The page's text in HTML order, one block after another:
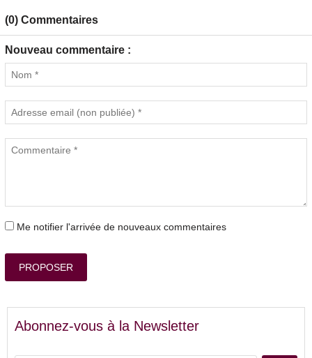
(0) Commentaires
Nouveau commentaire :
Me notifier l'arrivée de nouveaux commentaires
PROPOSER
Abonnez-vous à la Newsletter